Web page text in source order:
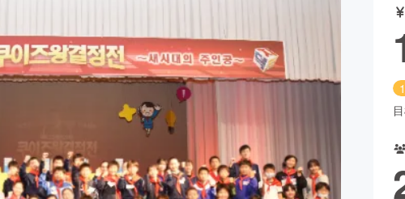
舞台・パフォー
ト ゲーム・サービス開発 フード・飲食店
書籍・雑誌出版
チャレンジ ビューティー・